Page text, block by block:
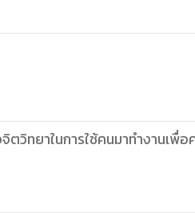
ตวิทยาในการใช้คนมาทำงานเพื่